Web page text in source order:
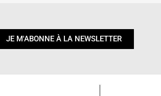
JE M'ABONNE À LA NEWSLETTER